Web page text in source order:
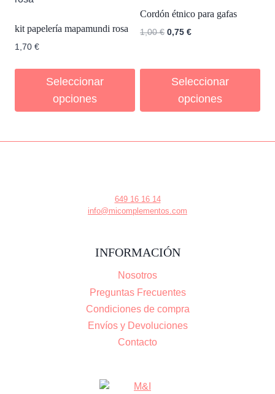
kit papelería mapamundi rosa
1,70 €
Seleccionar
opciones
Cordón étnico para gafas
1,00€ El
era:
1,00 €.
0,75 €El
es:
0,75 €.
Seleccionar
opciones
649 16 16 14
info@micomplementos.com
INFORMACIÓN
Nosotros
Preguntas Frecuentes
Condiciones de compra
Envíos y Devoluciones
Contacto